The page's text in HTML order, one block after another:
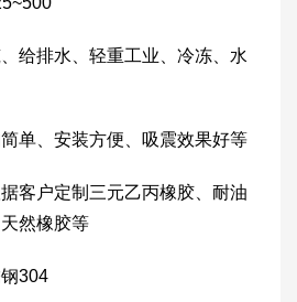
给排水、轻重工业、冷冻、水
简单、安装方便、吸震效果好等
客户定制三元乙丙橡胶、耐油
然橡胶等
304